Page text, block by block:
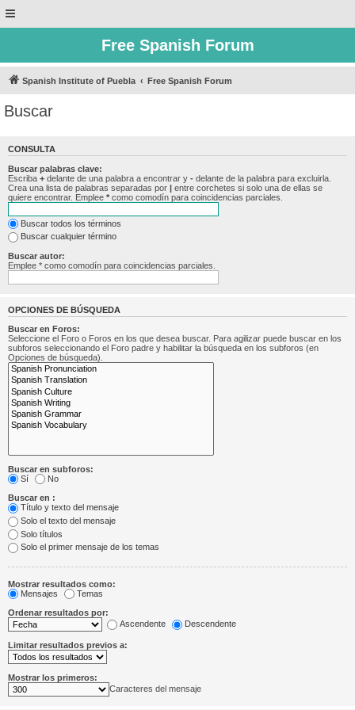
Free Spanish Forum
Spanish Institute of Puebla Free Spanish Forum
Buscar
CONSULTA
Buscar palabras clave:
Escriba + delante de una palabra a encontrar y - delante de la palabra para excluirla.
Crea una lista de palabras separadas por | entre corchetes si solo una de ellas se
quiere encontrar. Emplee * como comodín para coincidencias parciales.
Buscar todos los términos
Buscar cualquier término
Buscar autor:
Emplee * como comodín para coincidencias parciales.
OPCIONES DE BÚSQUEDA
Buscar en Foros:
Seleccione el Foro o Foros en los que desea buscar. Para agilizar puede buscar en los
subforos seleccionando el Foro padre y habilitar la búsqueda en los subforos (en
Opciones de búsqueda).
Buscar en subforos:
Sí
No
Buscar en :
Título y texto del mensaje
Solo el texto del mensaje
Solo títulos
Solo el primer mensaje de los temas
Mostrar resultados como:
Mensajes
Temas
Ordenar resultados por:
Ascendente
Descendente
Limitar resultados previos a:
Mostrar los primeros:
Caracteres del mensaje